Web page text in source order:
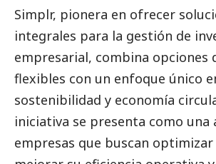
Simplr, pionera en ofrecer
integrales para la gestión de
empresarial, combina opciones
flexibles con un enfoque único
sostenibilidad y economía
iniciativa se presenta como una
empresas que buscan optimizar